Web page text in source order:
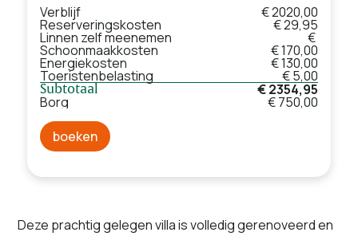
Verblijf € 2020,00
Reserveringskosten € 29,95
Linnen zelf meenemen €
Schoonmaakkosten € 170,00
Energiekosten € 130,00
Toeristenbelasting € 5,00
Subtotaal € 2354,95
Borg
€ 750,00
boeken
Deze prachtig gelegen villa is volledig gerenoveerd en